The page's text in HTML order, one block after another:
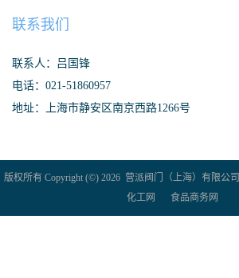
联系我们
联系人：吕国锋
电话：021-51860957
地址：上海市静安区南京西路1266号
版权所有 Copyright (©) 2026 营派阀门（上海）有限公司
化工网
食品商务网